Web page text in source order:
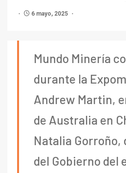
6 mayo, 2025
Mundo Minería
durante la
Andrew Martin,
de Australia en
Natalia
del Gobierno del